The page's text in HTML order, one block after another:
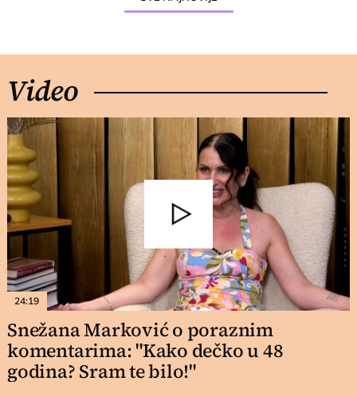
Video
24:19
Snežana Marković o poraznim
komentarima: "Kako dečko u 48
godina? Sram te bilo!"